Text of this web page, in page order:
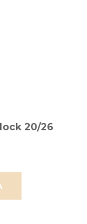
20/26